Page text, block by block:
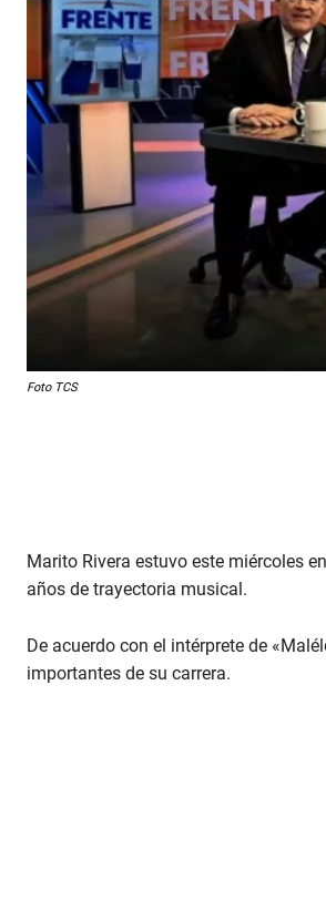
Foto TCS
Marito Rivera estuvo este miércoles
años de trayectoria musical.
De acuerdo con el intérprete de
importantes de su carrera.